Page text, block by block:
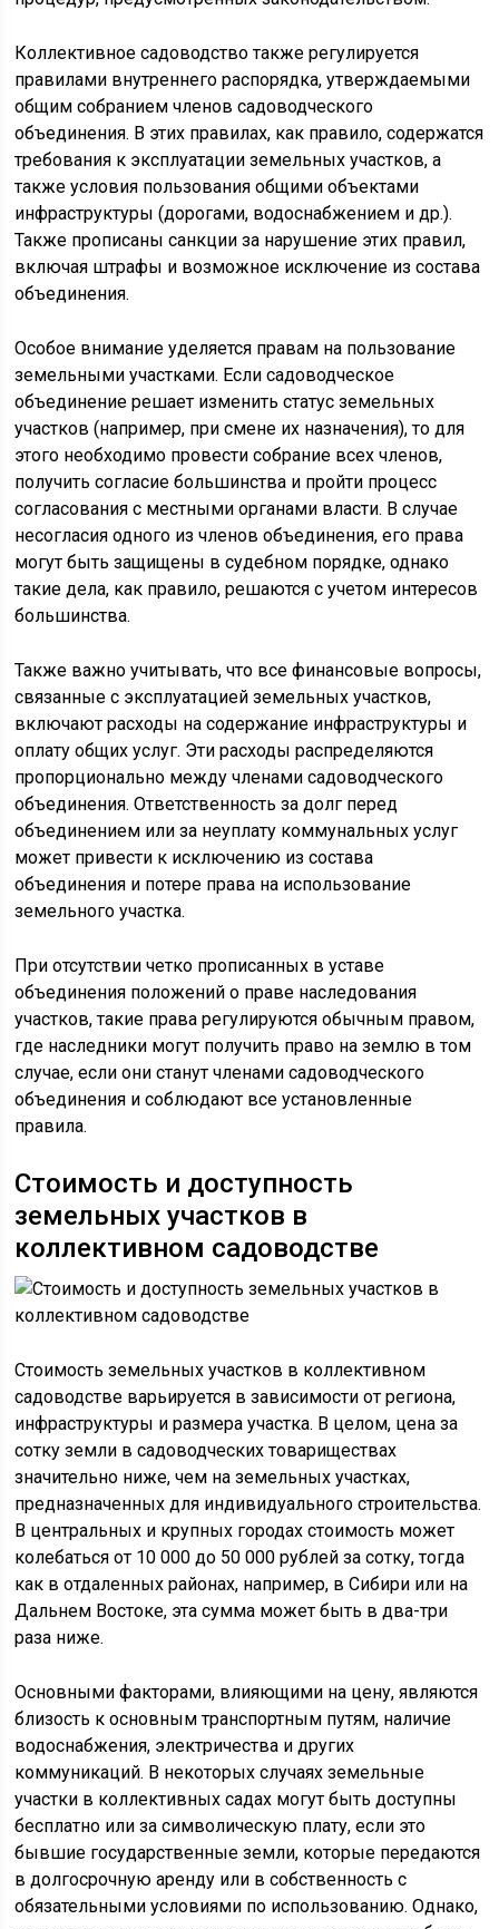
Коллективное садоводство также регулируется
правилами внутреннего распорядка, утверждаемыми
общим собранием членов садоводческого
объединения. В этих правилах, как правило, содержатся
требования к эксплуатации земельных участков, а
также условия пользования общими объектами
инфраструктуры (дорогами, водоснабжением и др.).
Также прописаны санкции за нарушение этих правил,
включая штрафы и возможное исключение из состава
объединения.
Особое внимание уделяется правам на пользование
земельными участками. Если садоводческое
объединение решает изменить статус земельных
участков (например, при смене их назначения), то для
этого необходимо провести собрание всех членов,
получить согласие большинства и пройти процесс
согласования с местными органами власти. В случае
несогласия одного из членов объединения, его права
могут быть защищены в судебном порядке, однако
такие дела, как правило, решаются с учетом интересов
большинства.
Также важно учитывать, что все финансовые вопросы,
связанные с эксплуатацией земельных участков,
включают расходы на содержание инфраструктуры и
оплату общих услуг. Эти расходы распределяются
пропорционально между членами садоводческого
объединения. Ответственность за долг перед
объединением или за неуплату коммунальных услуг
может привести к исключению из состава
объединения и потере права на использование
земельного участка.
При отсутствии четко прописанных в уставе
объединения положений о праве наследования
участков, такие права регулируются обычным правом,
где наследники могут получить право на землю в том
случае, если они станут членами садоводческого
объединения и соблюдают все установленные
правила.
Стоимость и доступность
земельных участков в
коллективном садоводстве
Стоимость земельных участков в коллективном
садоводстве варьируется в зависимости от региона,
инфраструктуры и размера участка. В целом, цена за
сотку земли в садоводческих товариществах
значительно ниже, чем на земельных участках,
предназначенных для индивидуального строительства.
В центральных и крупных городах стоимость может
колебаться от 10 000 до 50 000 рублей за сотку, тогда
как в отдаленных районах, например, в Сибири или на
Дальнем Востоке, эта сумма может быть в два-три
раза ниже.
Основными факторами, влияющими на цену, являются
близость к основным транспортным путям, наличие
водоснабжения, электричества и других
коммуникаций. В некоторых случаях земельные
участки в коллективных садах могут быть доступны
бесплатно или за символическую плату, если это
бывшие государственные земли, которые передаются
в долгосрочную аренду или в собственность с
обязательными условиями по использованию. Однако,